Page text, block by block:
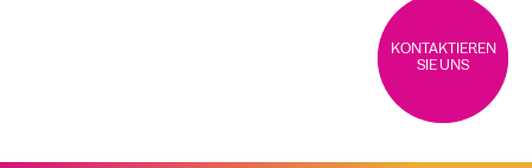
KONTAKTIEREN
SIE UNS